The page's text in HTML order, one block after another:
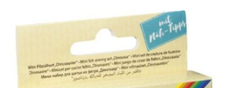
Filzinie mini viltpakketje, dino